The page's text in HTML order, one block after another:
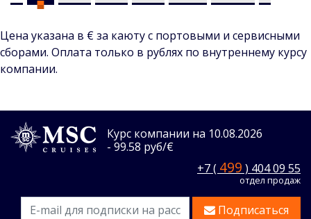
Цена указана в € за каюту с портовыми и сервисными
сборами. Оплата только в рублях по внутреннему курсу
компании.
Курс компании на 10.08.2026
- 99.58 руб/€
+7 ( 499 ) 404 09 55
отдел продаж
Подписаться